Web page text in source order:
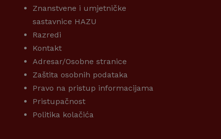
Znanstvene i umjetničke
sastavnice HAZU
Razredi
Kontakt
Adresar/Osobne stranice
Zaštita osobnih podataka
Pravo na pristup informacijama
Pristupačnost
Politika kolačića